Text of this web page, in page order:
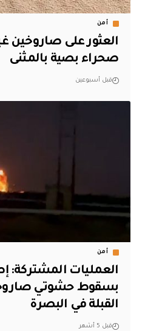
أمن
العثور على صاروخين
صحراء بصية بالمثنى
قبل أسبوعين
أمن
بسقوط حشوتي
القبلة في البصرة
قبل 5 أشهر